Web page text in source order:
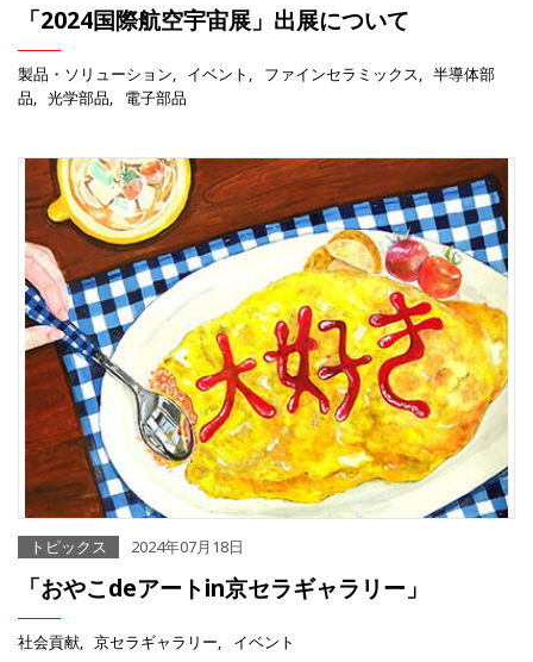
「2024国際航空宇宙展」出展について
製品・ソリューション イベント ファインセラミックス
半導体部
品
光学部品 電子部品
トピックス 2024年07月18日
「おやこdeアートin京セラギャラリー」
社会貢献 京セラギャラリー イベント